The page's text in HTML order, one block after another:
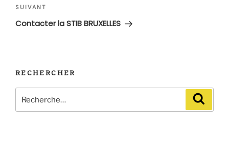
Article
suivant
SUIVANT
Contacter la STIB BRUXELLES
RECHERCHER
pour